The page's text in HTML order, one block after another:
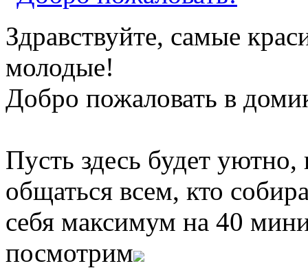
Здравствуйте, самые
молодые!
Добро пожаловать в
Пусть здесь будет
общаться всем, кто
себя максимум на 40
посмотрим